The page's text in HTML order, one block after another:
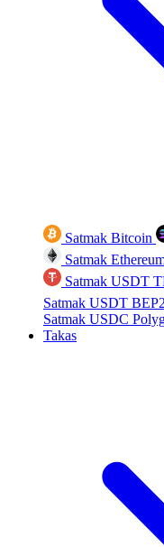
Satmak Bitcoin
Satmak
Satmak USDT
Satmak USDT
Satmak USDC
Takas